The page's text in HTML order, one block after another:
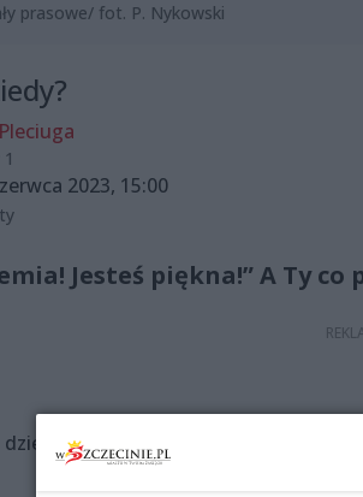
prasowe/ fot. P. Nykowski
2023, 15:00
Jesteś piękna!” A Ty co
od 3. roku życia.